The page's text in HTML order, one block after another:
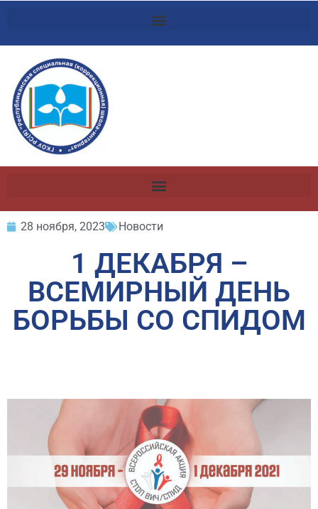
28 ноября, 2023 Новости
1 ДЕКАБРЯ –
ВСЕМИРНЫЙ ДЕНЬ
БОРЬБЫ СО СПИДОМ